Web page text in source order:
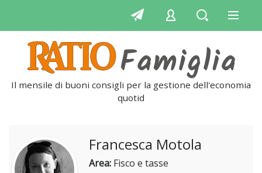
Il mensile di buoni consigli per la gestione dell'economia
quotidian
Francesca Motola
Area: Fisco e tasse